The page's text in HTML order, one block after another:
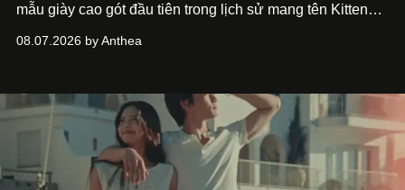
mẫu giày cao gót đầu tiên trong lịch sử mang tên Kitten
08.07.2026 by Anthea